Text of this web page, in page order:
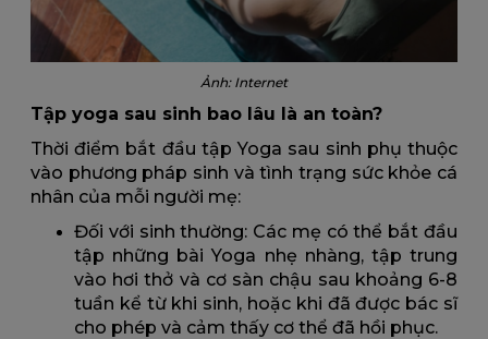
Ảnh: Internet
Tập yoga sau sinh bao lâu là an toàn?
Thời điểm bắt đầu tập Yoga sau sinh phụ thuộc
vào phương pháp sinh và tình trạng sức khỏe cá
nhân của mỗi người mẹ:
Đối với sinh thường: Các mẹ có thể bắt đầu
tập những bài Yoga nhẹ nhàng, tập trung
vào hơi thở và cơ sàn chậu sau khoảng 6-8
tuần kể từ khi sinh, hoặc khi đã được bác sĩ
cho phép và cảm thấy cơ thể đã hồi phục.